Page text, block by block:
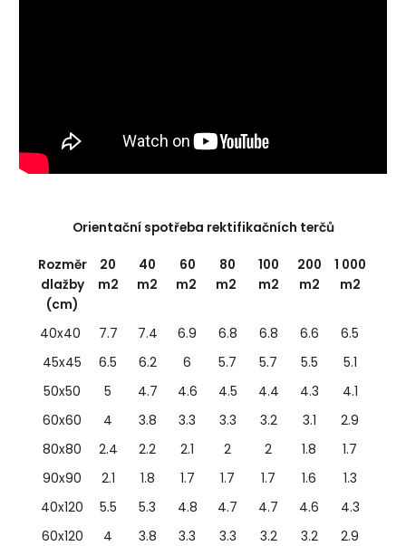
Orientační spotřeba rektifikačních terčů
Rozměr
dlažby
(cm)
20
m2
40
m2
60
m2
80
m2
100
m2
200
m2
1 000
m2
40x40 7.7 7.4 6.9 6.8 6.8 6.6
6.5
45x45
6.5 6.2 6 5.7 5.7 5.5
5.1
50x50
5 4.7 4.6 4.5 4.4 4.3
4.1
60x60
4 3.8 3.3 3.3 3.2 3.1
2.9
80x80
2.4 2.2 2.1 2 2 1.8
1.7
90x90
2.1 1.8 1.7 1.7 1.7 1.6
1.3
40x120
5.5 5.3 4.8 4.7 4.7 4.6
4.3
60x120
4 3.8 3.3 3.3 3.2 3.2 2.9